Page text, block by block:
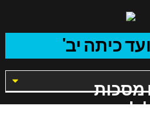
מסכות